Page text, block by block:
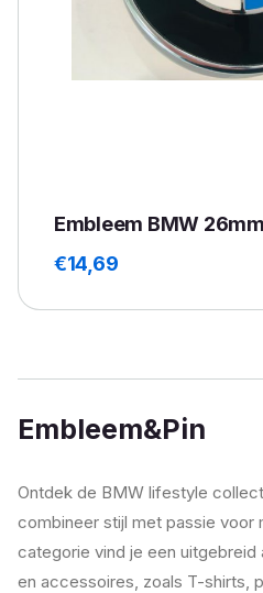
Embleem BMW 26mm
€14,69
Embleem&Pin
Ontdek de BMW lifestyle
combineer stijl met passie voor
categorie vind je een uitgebreid
en accessoires, zoals T-shirts,